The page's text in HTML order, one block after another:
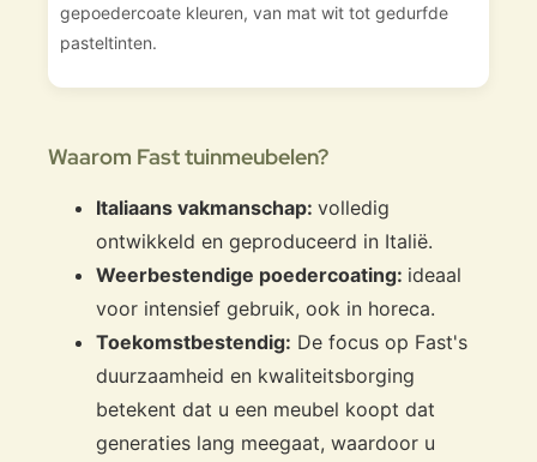
gepoedercoate kleuren, van mat wit tot gedurfde
pasteltinten.
Waarom Fast tuinmeubelen?
Italiaans vakmanschap: volledig
ontwikkeld en geproduceerd in Italië.
Weerbestendige poedercoating: ideaal
voor intensief gebruik, ook in horeca.
Toekomstbestendig: De focus op Fast's
duurzaamheid en kwaliteitsborging
betekent dat u een meubel koopt dat
generaties lang meegaat, waardoor u